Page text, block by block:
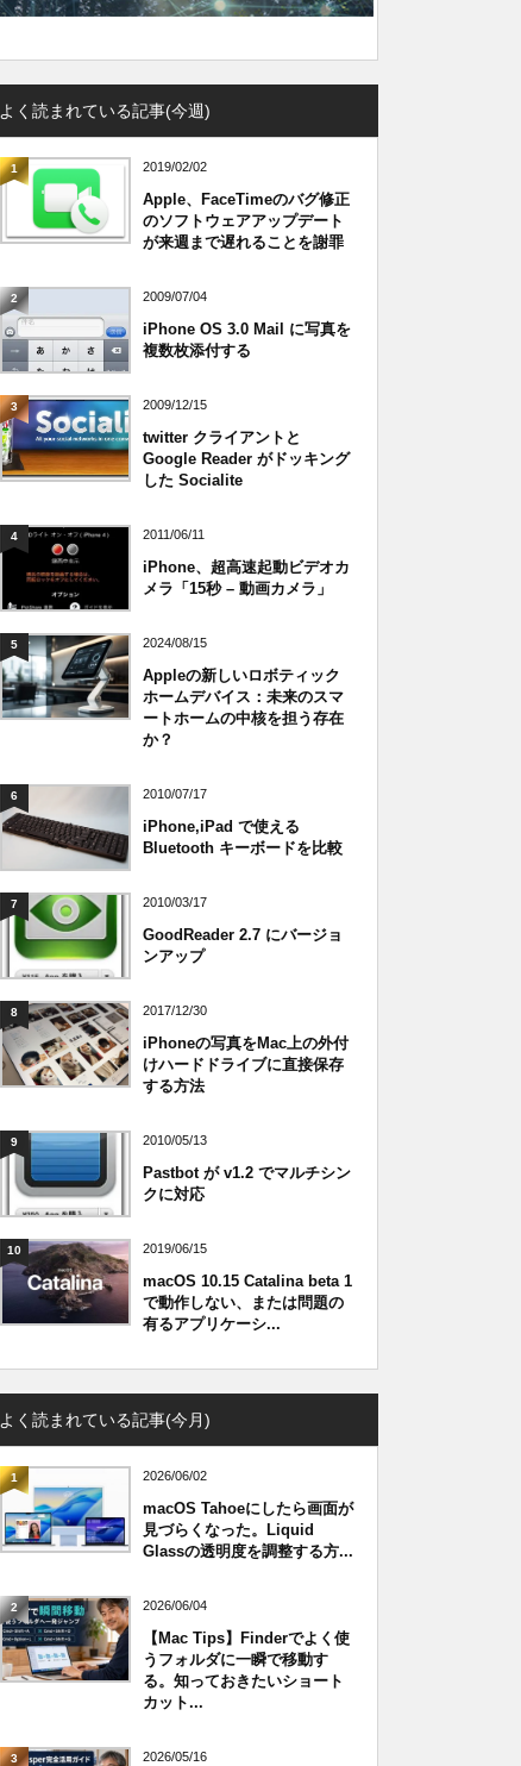
よく読まれている記事(今週)
1 2019/02/02
Apple、FaceTimeのバグ修正
のソフトウェアアップデート
が来週まで遅れることを謝罪
2 2009/07/04
iPhone OS 3.0 Mail に写真を
複数枚添付する
3 2009/12/15
twitter クライアントと
Google Reader がドッキング
した Socialite
4 2011/06/11
iPhone、超高速起動ビデオカ
メラ「15秒 – 動画カメラ」
5 2024/08/15
Appleの新しいロボティック
ホームデバイス：未来のスマ
ートホームの中核を担う存在
か？
6 2010/07/17
iPhone,iPad で使える
Bluetooth キーボードを比較
7 2010/03/17
GoodReader 2.7 にバージョ
ンアップ
8 2017/12/30
iPhoneの写真をMac上の外付
けハードドライブに直接保存
する方法
9 2010/05/13
Pastbot が v1.2 でマルチシン
クに対応
10 2019/06/15
macOS 10.15 Catalina beta 1
で動作しない、または問題の
有るアプリケーシ...
よく読まれている記事(今月)
1 2026/06/02
macOS Tahoeにしたら画面が
見づらくなった。Liquid
Glassの透明度を調整する方...
2 2026/06/04
【Mac Tips】Finderでよく使
うフォルダに一瞬で移動す
る。知っておきたいショート
カット...
3 2026/05/16